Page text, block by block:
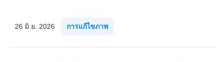
26 มิ.ย. 2026 การแก้ไขภาพ